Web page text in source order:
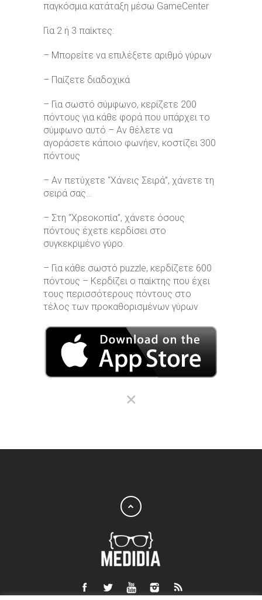
παγκόσμια κατάταξη μέσω GameCenter
Για 2 ή 3 παίκτες:
– Μπορείτε να επιλέξετε αριθμό γύρων
– Παίζετε διαδοχικά
– Για σωστό σύμφωνο, κερίζετε 200
πόντους για κάθε φορά που υπάρχει το
σύμφωνο αυτό – Αν θέλετε να
αγοράσετε κάποιο φωνήεν, κοστίζει 300
πόντους
– Aν πετύχετε “Χάνεις Σειρά”, χάνετε τη
σειρά σας…
– Στη “Χρεοκοπία”, χάνετε όσους
πόντους έχετε κερδίσει στο
συγκεκριμένο γύρο.
– Για κάθε σωστό puzzle, κερδίζετε 600
πόντους – Κερδίζει ο παίκτης που έχει
τους περισσότερους πόντους στο
τέλος των προκαθορισμένων γύρων